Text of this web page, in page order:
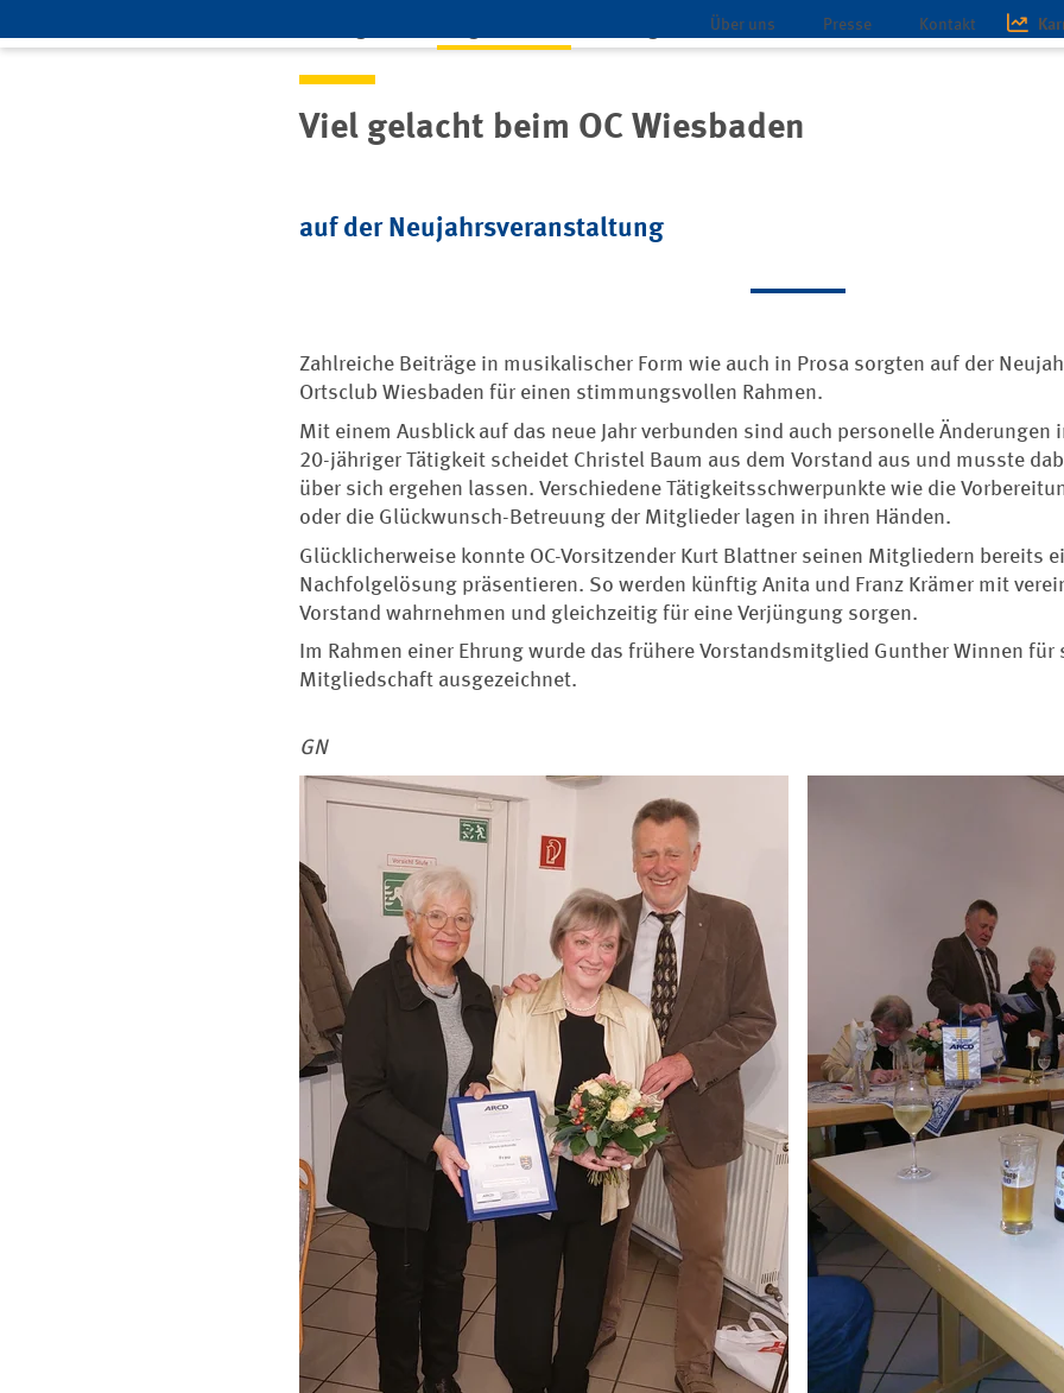
Über uns Presse Kontakt
Infothek
Landesverband Hessen-Rheinland-Pfalz Ortsclub Wiesbaden
Viel gelacht beim OC Wiesbaden
auf der Neujahrsveranstaltung
Zahlreiche Beiträge in musikalischer Form wie auch in Prosa sorgten auf der
Ortsclub Wiesbaden für einen stimmungsvollen Rahmen.
Mit einem Ausblick auf das neue Jahr verbunden sind auch personelle Änderungen
20-jähriger Tätigkeit scheidet Christel Baum aus dem Vorstand aus und musste
über sich ergehen lassen. Verschiedene Tätigkeitsschwerpunkte wie die
oder die Glückwunsch-Betreuung der Mitglieder lagen in ihren Händen.
Glücklicherweise konnte OC-Vorsitzender Kurt Blattner seinen Mitgliedern bereits
Nachfolgelösung präsentieren. So werden künftig Anita und Franz Krämer mit
Vorstand wahrnehmen und gleichzeitig für eine Verjüngung sorgen.
Im Rahmen einer Ehrung wurde das frühere Vorstandsmitglied Gunther Winnen für
Mitgliedschaft ausgezeichnet.
GN